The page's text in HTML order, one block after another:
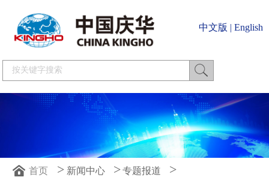
中文版 | English
首页 > 新闻中心 > 专题报道 >